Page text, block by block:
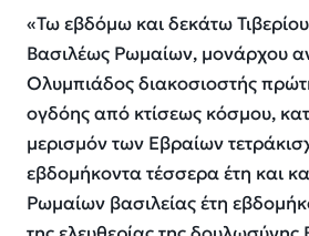
«Τω εβδόμω και δεκάτω
Βασιλέως Ρωμαίων, μονάρχου
Ολυμπιάδος διακοσιοστής
ογδόης από κτίσεως κόσμου,
μερισμόν των Εβραίων
εβδομήκοντα τέσσερα έτη και
Ρωμαίων βασιλείας έτη